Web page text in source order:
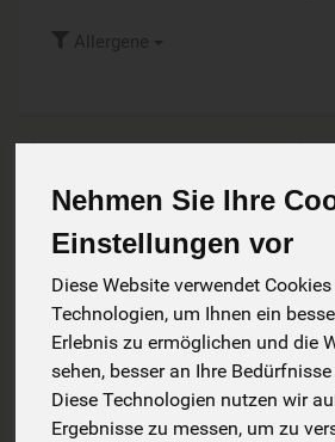
Nehmen Sie Ihre
Einstellungen vor
Diese Website verwendet
Technologien, um Ihnen ein
Erlebnis zu ermöglichen und die
sehen, besser an Ihre
Diese Technologien nutzen wir
Ergebnisse zu messen, um zu
Allergene